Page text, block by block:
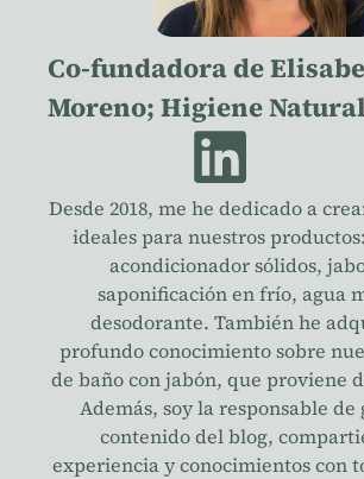
Co-fundadora de
Moreno; Higiene
Desde 2018, me he dedicado a
ideales para nuestros
acondicionador sólidos,
saponificación en frío, agua
desodorante. También he
profundo conocimiento sobre
de baño con jabón, que proviene
Además, soy la responsable
contenido del blog,
experiencia y conocimientos con